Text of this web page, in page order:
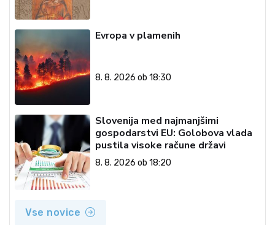
Evropa v plamenih
8. 8. 2026 ob 18:30
Slovenija med najmanjšimi
gospodarstvi EU: Golobova vlada
pustila visoke račune državi
8. 8. 2026 ob 18:20
Vse novice